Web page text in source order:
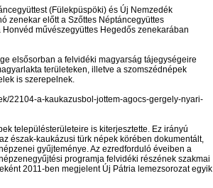
(Fülekpüspöki) és Új Nemzedék
zenekar előtt a Szőttes Néptáncegyüttes
művészegyüttes Hegedős zenekarában
elsősorban a felvidéki magyarság tájegységeire
területeken, illetve a szomszédnépek
is szerepelnek.
22104-a-kaukazusbol-jottem-agocs-gergely-nyari-
településterületeire is kiterjesztette. Ez irányú
észak-kaukázusi türk népek körében dokumentált,
gyűjteménye. Az ezredforduló éveiben a
programja felvidéki részének szakmai
2011-ben megjelent Új Pátria lemezsorozat egyik